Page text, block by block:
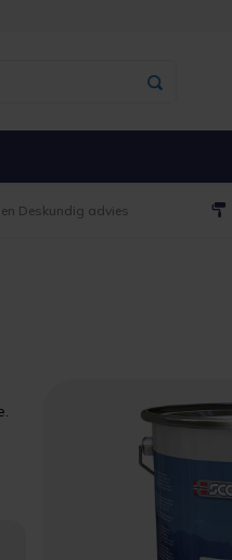
Deskundig advies